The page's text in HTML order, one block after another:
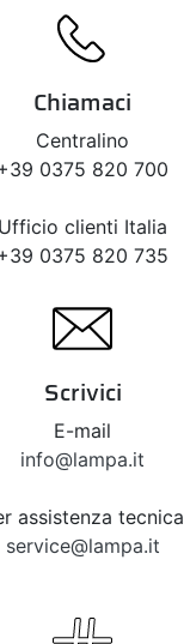
Chiamaci
Centralino
0375 820 700
Ufficio clienti Italia
0375 820 735
Scrivici
E-mail
info@lampa.it
assistenza tecnica
service@lampa.it